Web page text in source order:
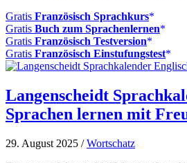
Gratis Französisch Sprachkurs
Gratis Buch zum Sprachenlernen
Gratis Französisch Testversion
Gratis Französisch Einstufungstest
Langenscheidt
Sprachen lernen mit
29. August 2025 /Wortschatz